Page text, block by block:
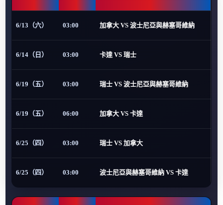
6/13（六） 03:00 加拿大 VS 波士尼亞與赫塞哥維納
6/14（日） 03:00 卡達 VS 瑞士
6/19（五） 03:00 瑞士 VS 波士尼亞與赫塞哥維納
6/19（五） 06:00 加拿大 VS 卡達
6/25（四） 03:00 瑞士 VS 加拿大
6/25（四） 03:00 波士尼亞與赫塞哥維納 VS 卡達